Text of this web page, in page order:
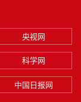
央视网
科学网
中国日报网